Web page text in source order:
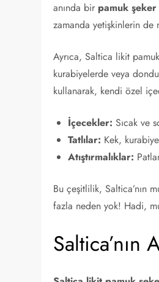
anında bir pamuk şeker
zamanda yetişkinlerin de
Ayrıca, Saltica likit
kurabiyelerde veya
kullanarak, kendi özel
İçecekler: Sıcak ve
Tatlılar: Kek,
Atıştırmalıklar:
Bu çeşitlilik, Saltica’nın
fazla neden yok! Hadi,
Saltica’nın